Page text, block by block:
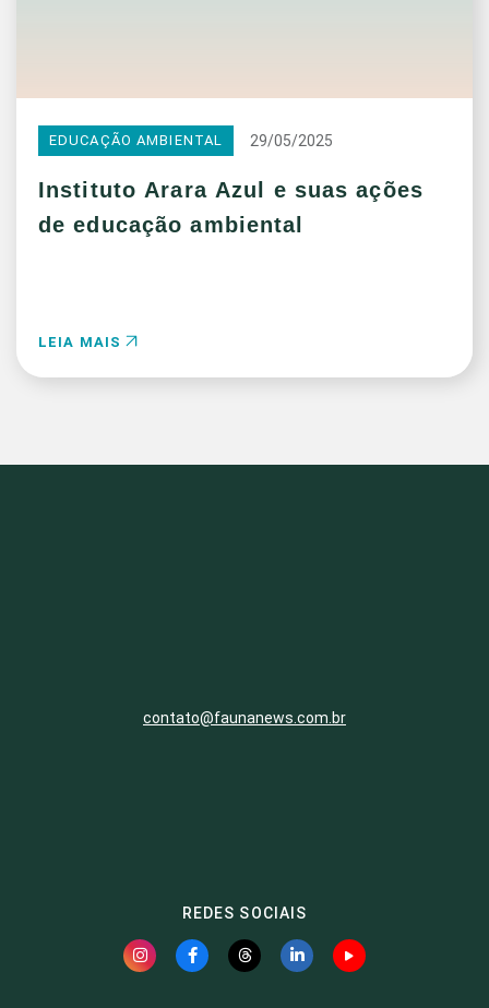
EDUCAÇÃO AMBIENTAL 29/05/2025
Instituto Arara Azul e suas ações
de educação ambiental
LEIA MAIS
contato@faunanews.com.br
REDES SOCIAIS